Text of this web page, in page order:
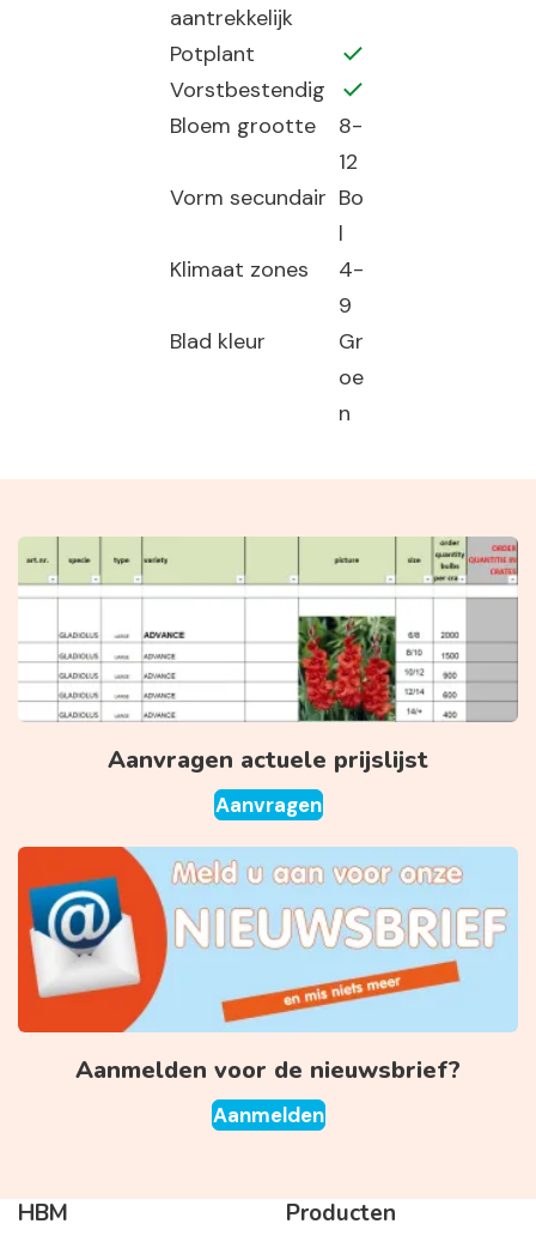
aantrekkelijk
Potplant
Vorstbestendig
Bloem grootte
8-
12
Vorm secundair Bo
l
Klimaat zones
4-
9
Blad kleur
Gr
oe
n
Aanvragen actuele prijslijst
Aanvragen
Aanmelden voor de nieuwsbrief?
Aanmelden
HBM Producten